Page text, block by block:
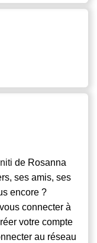
de Rosanna
ses amis, ses
encore ?
connecter à
votre compte
au réseau